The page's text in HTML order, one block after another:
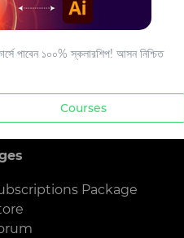
Package
পাবেন ১০০% স্কলারশিপ! আসন নিশ্চিত
Courses